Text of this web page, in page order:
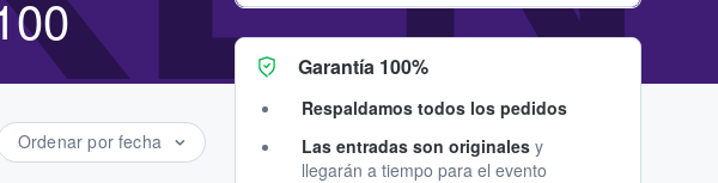
Ordenar por fecha
Garantía 100%
Respaldamos todos los pedidos
Las entradas son originales y
llegarán a tiempo para el evento